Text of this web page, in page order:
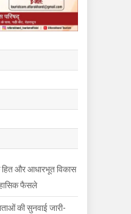
हित और आधारभूत विकास
फैसले
की सुनवाई जारी-